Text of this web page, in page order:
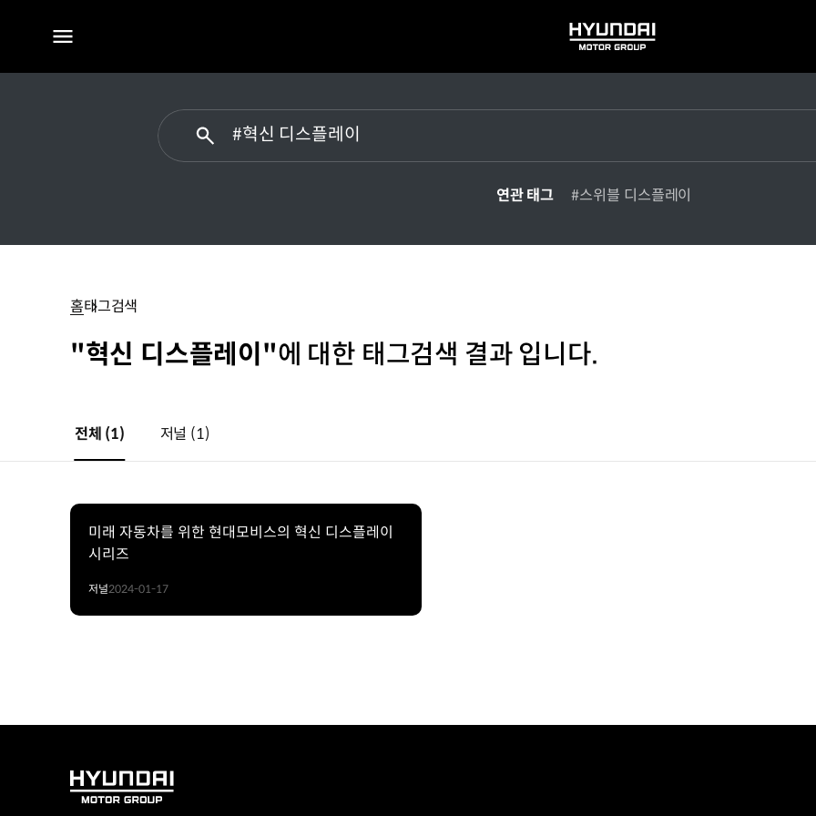
전체
HYUNDAI
MOTOR
연관 태그 #스위블 디스플레이
홈태그검색
"혁신 디스플레이"에 대한 태그검색 결과 입니다.
전체 (1) 저널 (1)
미래 자동차를 위한 현대모비스의 혁신 디스플레이
시리즈
저널2024-01-17
HYUNDAI